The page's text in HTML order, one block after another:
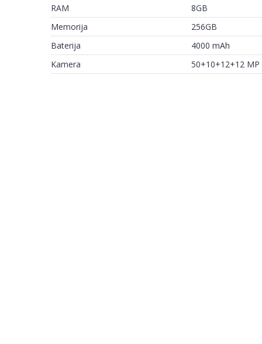
RAM
8GB
Memorija
256GB
Baterija
4000 mAh
Kamera
50+10+12+12 MP